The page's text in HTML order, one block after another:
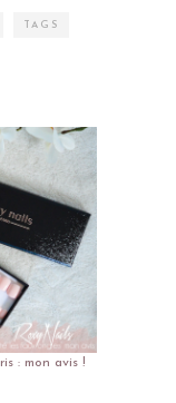
TAGS
: mon avis !